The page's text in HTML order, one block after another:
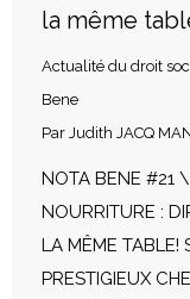
la même
Actualité du droit
Bene
Par Judith JACQ
NOTA BENE #21
NOURRITURE :
LA MÊME TABLE!
PRESTIGIEUX